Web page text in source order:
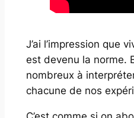
J’ai l’impression que
est devenu la norme.
nombreux à
chacune de nos